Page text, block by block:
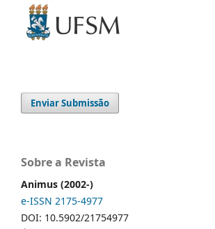
Enviar Submissão
Sobre a Revista
Animus (2002-)
e-ISSN 2175-4977
DOI: 10.5902/21754977